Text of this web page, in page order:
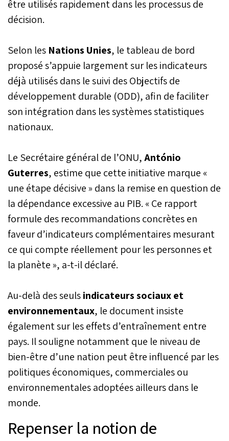
être utilisés rapidement dans les processus de
décision.
Selon les Nations Unies, le tableau de bord
proposé s’appuie largement sur les indicateurs
déjà utilisés dans le suivi des Objectifs de
développement durable (ODD), afin de faciliter
son intégration dans les systèmes statistiques
nationaux.
Le Secrétaire général de l’ONU,António
Guterres, estime que cette initiative marque «
une étape décisive » dans la remise en question de
la dépendance excessive au PIB. « Ce rapport
formule des recommandations concrètes en
faveur d’indicateurs complémentaires mesurant
ce qui compte réellement pour les personnes et
la planète », a-t-il déclaré.
Au-delà des seulsindicateurs sociaux et
environnementaux, le document insiste
également sur les effets d’entraînement entre
pays. Il souligne notamment que le niveau de
bien-être d’une nation peut être influencé par les
politiques économiques, commerciales ou
environnementales adoptées ailleurs dans le
monde.
Repenser la notion de